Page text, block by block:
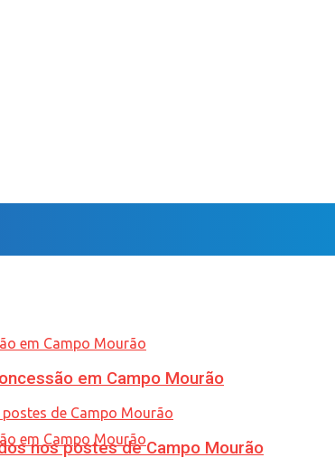
em Campo Mourão
nos postes de Campo Mourão